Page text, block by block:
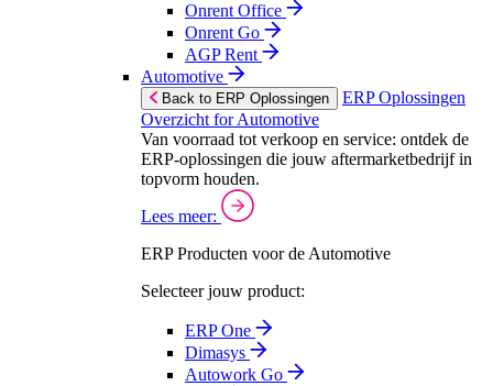
Onrent Office
Onrent Go
AGP Rent
Automotive
Back to ERP Oplossingen
ERP Oplossingen
Overzicht for Automotive
Van voorraad tot verkoop en service: ontdek de
ERP-oplossingen die jouw aftermarketbedrijf in
topvorm houden.
Lees meer:
ERP Producten voor de Automotive
Selecteer jouw product:
ERP One
Dimasys
Autowork Go